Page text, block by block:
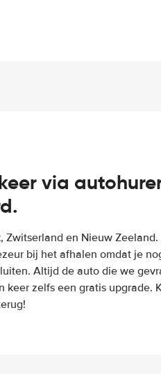
via
Zwitserland en Nieuw
bij het afhalen omdat je
Altijd de auto die we
keer zelfs een gratis upgrade.